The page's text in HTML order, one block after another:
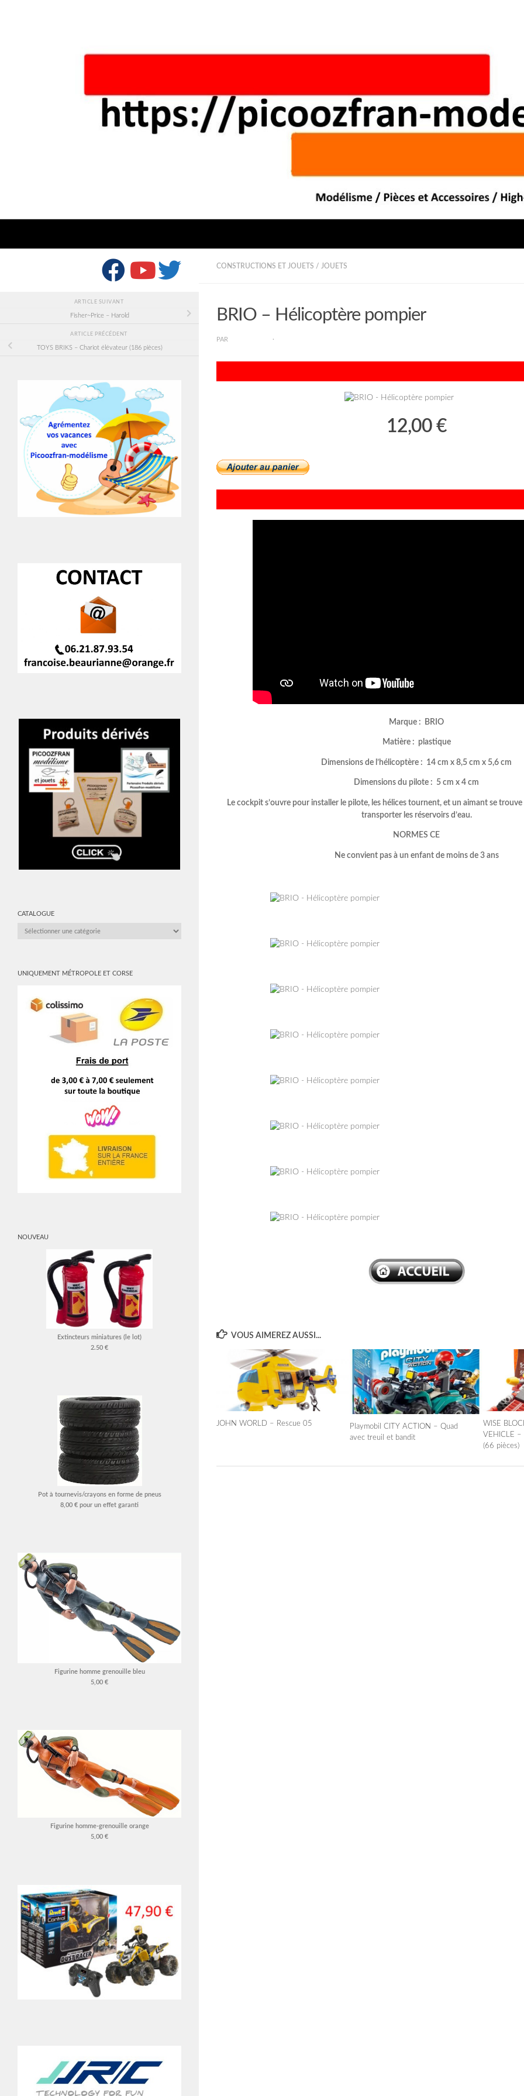
CONSTRUCTIONS ET JOUETS / JOUETS
BRIO – Hélicoptère pompier
PAR ·
12,00 €
Marque : BRIO
Matière : plastique
Dimensions de l’hélicoptère : 14 cm x 8,5 cm x 5,6 cm
Dimensions du pilote : 5 cm x 4 cm
Le cockpit s’ouvre pour installer le pilote, les hélices tournent, et un aimant se
transporter les réservoirs d’eau.
NORMES CE
Ne convient pas à un enfant de moins de 3 ans
VOUS AIMEREZ AUSSI...
JOHN WORLD – Rescue 05
Playmobil CITY ACTION – Quad
avec treuil et bandit
WISE
VEHICLE –
(66 pièces)
ARTICLE SUIVANT
Fisher~Price – Harold
ARTICLE PRÉCÉDENT
TOYS BRIKS – Chariot élévateur (186 pièces)
CATALOGUE
CATALOGUE
UNIQUEMENT MÉTROPOLE ET CORSE
NOUVEAU
Extincteurs miniatures (le lot)
2.50 €
Pot à tournevis/crayons en forme de pneus
8,00 € pour un effet garanti
Figurine homme grenouille bleu
5,00 €
Figurine homme-grenouille orange
5,00 €